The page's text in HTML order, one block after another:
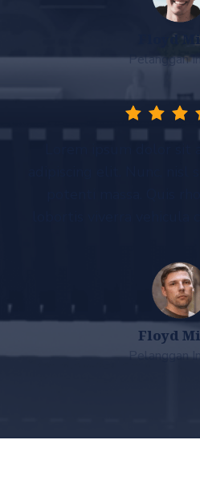
Floyd
Pelanggan
Lorem ipsum dolor
adipiscing elit. Nunc, nisl
potenti massa. Quis
lobortis viverra vehicula
Floyd
Pelanggan